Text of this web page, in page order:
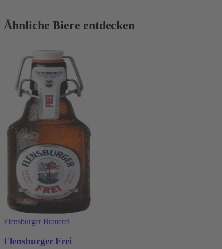
Ähnliche Biere entdecken
Flensburger Brauerei
Flensburger Frei